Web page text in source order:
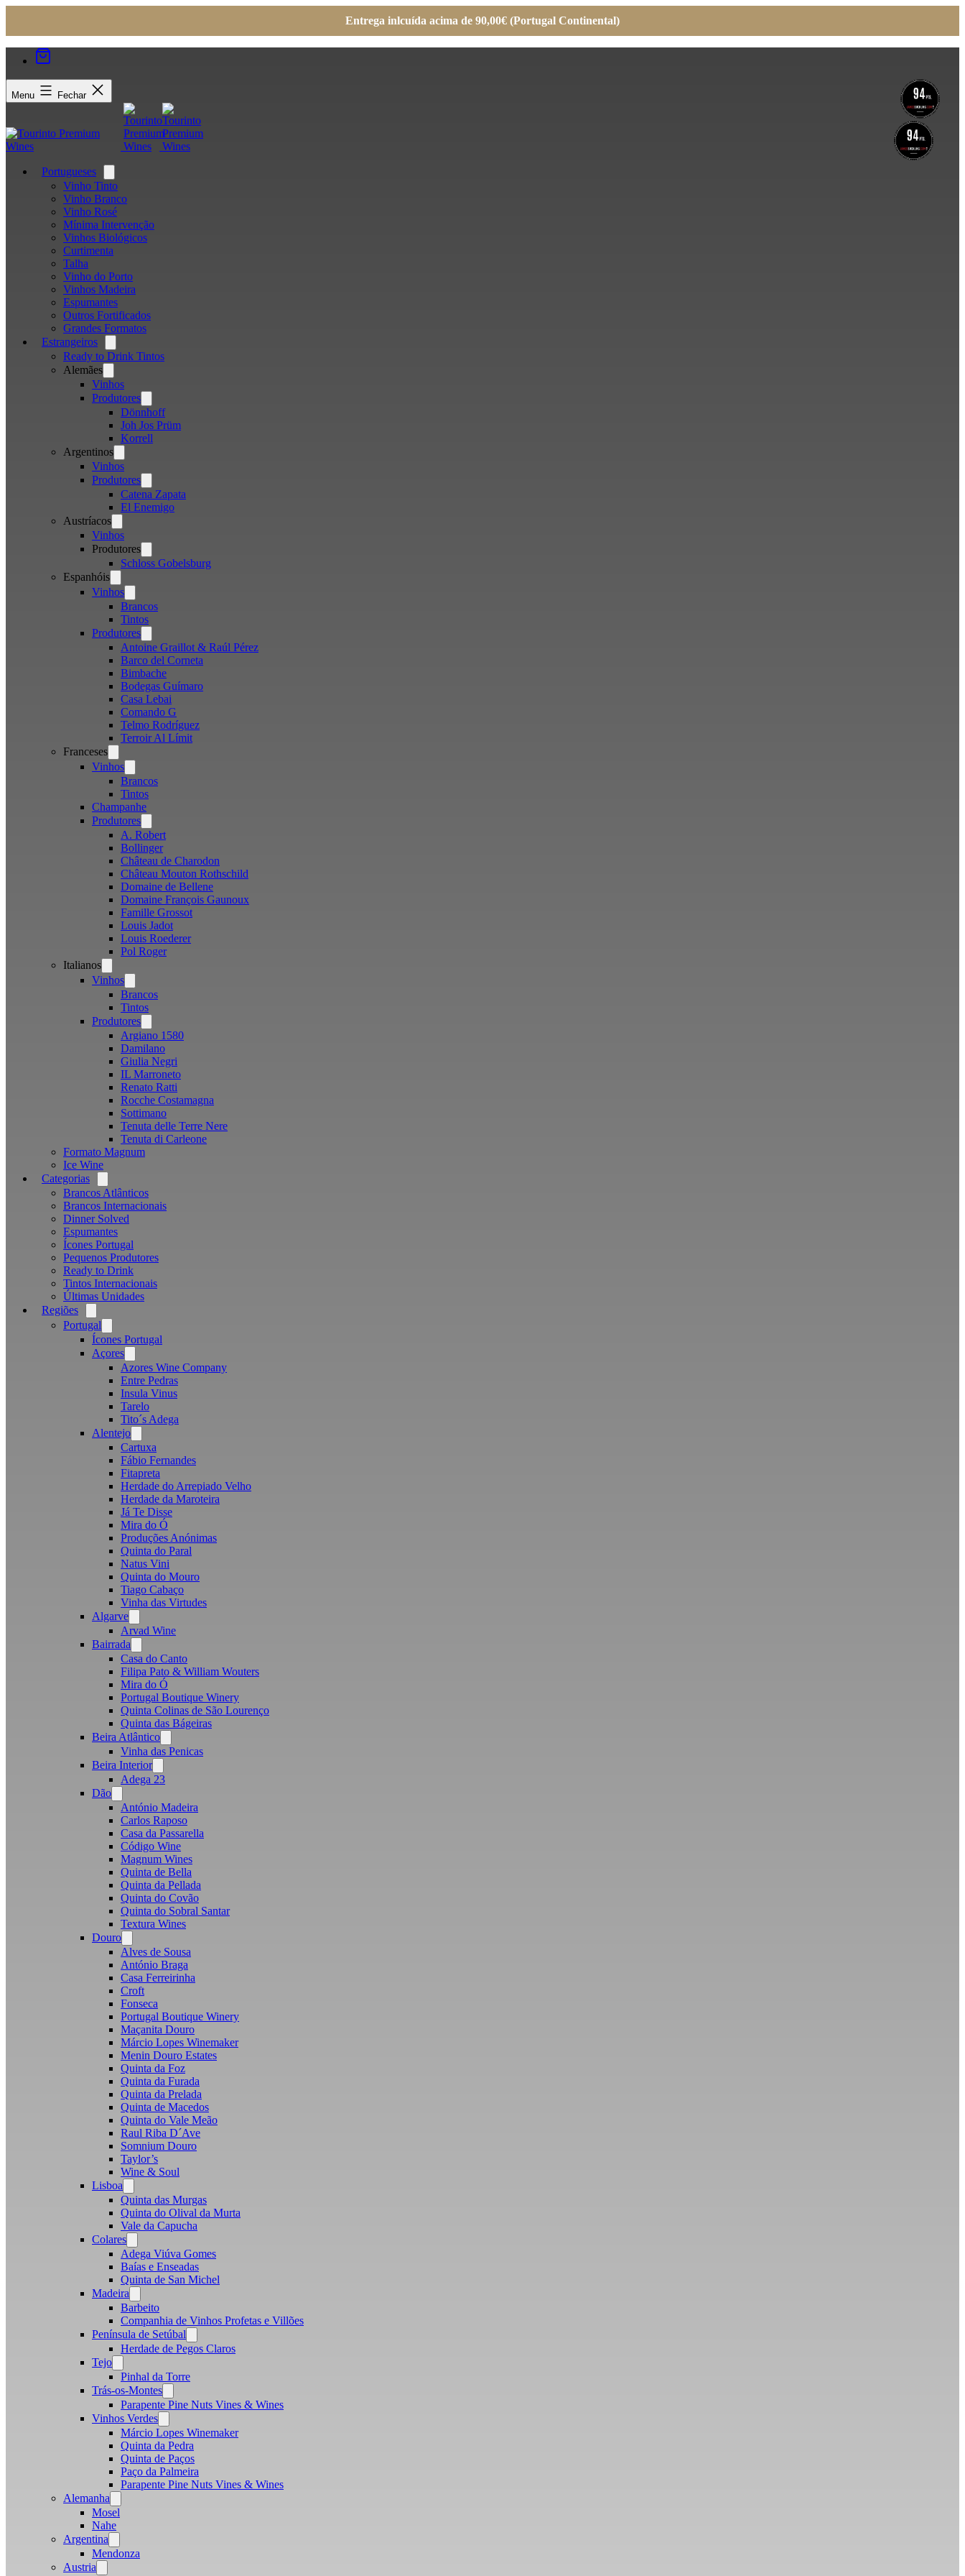
Entrega inlcuída acima de 90,00€ (Portugal Continental)
Menu Fechar
Portugueses
menu
Vinho Tinto
Vinho Branco
Vinho Rosé
Mínima Intervenção
Vinhos Biológicos
Curtimenta
Talha
Vinho do Porto
Vinhos Madeira
Espumantes
Outros Fortificados
Grandes Formatos
Estrangeiros
menu
Ready to Drink Tintos
Alemães
menu
Vinhos
Produtores
menu
Dönnhoff
Joh Jos Prüm
Korrell
Argentinos
menu
Vinhos
Produtores
menu
Catena Zapata
El Enemigo
Austríacos
menu
Vinhos
Produtores
menu
Schloss Gobelsburg
Espanhóis
menu
Vinhos
menu
Brancos
Tintos
Produtores
menu
Antoine Graillot & Raúl Pérez
Barco del Corneta
Bimbache
Bodegas Guímaro
Casa Lebai
Comando G
Telmo Rodríguez
Terroir Al Límit
Franceses
menu
Vinhos
menu
Brancos
Tintos
Champanhe
Produtores
menu
A. Robert
Bollinger
Château de Charodon
Château Mouton Rothschild
Domaine de Bellene
Domaine François Gaunoux
Famille Grossot
Louis Jadot
Louis Roederer
Pol Roger
Italianos
menu
Vinhos
menu
Brancos
Tintos
Produtores
menu
Argiano 1580
Damilano
Giulia Negri
IL Marroneto
Renato Ratti
Rocche Costamagna
Sottimano
Tenuta delle Terre Nere
Tenuta di Carleone
Formato Magnum
Ice Wine
Categorias
menu
Brancos Atlânticos
Brancos Internacionais
Dinner Solved
Espumantes
Ícones Portugal
Pequenos Produtores
Ready to Drink
Tintos Internacionais
Últimas Unidades
Regiões
menu
Portugal
menu
Ícones Portugal
Açores
menu
Azores Wine Company
Entre Pedras
Insula Vinus
Tarelo
Tito´s Adega
Alentejo
menu
Cartuxa
Fábio Fernandes
Fitapreta
Herdade do Arrepiado Velho
Herdade da Maroteira
Já Te Disse
Mira do Ó
Produções Anónimas
Quinta do Paral
Natus Vini
Quinta do Mouro
Tiago Cabaço
Vinha das Virtudes
Algarve
menu
Arvad Wine
Bairrada
menu
Casa do Canto
Filipa Pato & William Wouters
Mira do Ó
Portugal Boutique Winery
Quinta Colinas de São Lourenço
Quinta das Bágeiras
Beira Atlântico
menu
Vinha das Penicas
Beira Interior
menu
Adega 23
Dão
menu
António Madeira
Carlos Raposo
Casa da Passarella
Código Wine
Magnum Wines
Quinta de Bella
Quinta da Pellada
Quinta do Covão
Quinta do Sobral Santar
Textura Wines
Douro
menu
Alves de Sousa
António Braga
Casa Ferreirinha
Croft
Fonseca
Portugal Boutique Winery
Maçanita Douro
Márcio Lopes Winemaker
Menin Douro Estates
Quinta da Foz
Quinta da Furada
Quinta da Prelada
Quinta de Macedos
Quinta do Vale Meão
Raul Riba D´Ave
Somnium Douro
Taylor’s
Wine & Soul
Lisboa
menu
Quinta das Murgas
Quinta do Olival da Murta
Vale da Capucha
Colares
menu
Adega Viúva Gomes
Baías e Enseadas
Quinta de San Michel
Madeira
menu
Barbeito
Companhia de Vinhos Profetas e Villões
Península de Setúbal
menu
Herdade de Pegos Claros
Tejo
menu
Pinhal da Torre
Trás-os-Montes
menu
Parapente Pine Nuts Vines & Wines
Vinhos Verdes
menu
Márcio Lopes Winemaker
Quinta da Pedra
Quinta de Paços
Paço da Palmeira
Parapente Pine Nuts Vines & Wines
Alemanha
menu
Mosel
Nahe
Argentina
menu
Mendonza
Austria